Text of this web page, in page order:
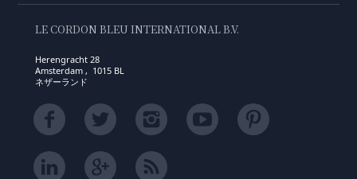
LE CORDON BLEU INTERNATIONAL B.V.
Herengracht 28
Amsterdam , 1015 BL
ネザーランド